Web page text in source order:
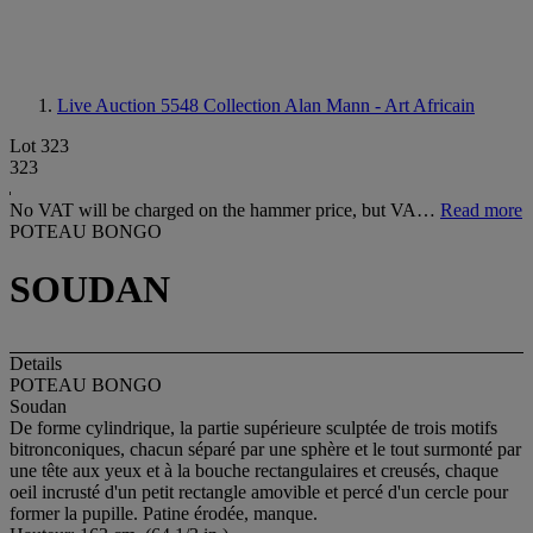
Live Auction 5548 Collection Alan Mann - Art Africain
Lot 323
323
No VAT will be charged on the hammer price, but VA… Read more
POTEAU BONGO
SOUDAN
Details
POTEAU BONGO
Soudan
De forme cylindrique, la partie supérieure sculptée de trois motifs
bitronconiques, chacun séparé par une sphère et le tout surmonté par
une tête aux yeux et à la bouche rectangulaires et creusés, chaque
oeil incrusté d'un petit rectangle amovible et percé d'un cercle pour
former la pupille. Patine érodée, manque.